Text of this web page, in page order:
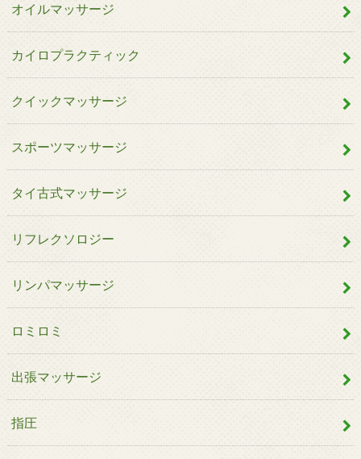
オイルマッサージ
カイロプラクティック
クイックマッサージ
スポーツマッサージ
タイ古式マッサージ
リフレクソロジー
リンパマッサージ
ロミロミ
出張マッサージ
指圧